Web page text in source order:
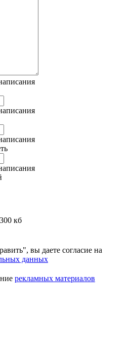
кб
вы даете согласие на
данных
рекламных материалов